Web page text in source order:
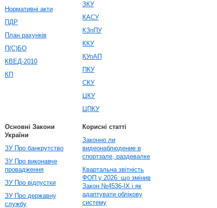
Нормативні акти
ПДР
План рахунків
П(С)БО
КВЕД-2010
КП
ЗКУ
КАСУ
КЗпПУ
ККУ
КУпАП
ПКУ
СКУ
ЦКУ
ЦПКУ
Основні Закони
України
ЗУ Про банкрутство
ЗУ Про виконавче
провадження
ЗУ Про відпустки
ЗУ Про державну
службу
Корисні статті
Законно ли
видеонаблюдение в
спортзале, раздевалке
Квартальна звітність
ФОП у 2026: що змінив
Закон №4536-IX і як
адаптувати облікову
систему